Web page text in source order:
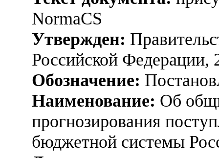
NormaCS
Утвержден:
Российской Федерации,
Обозначение:
Наименование: Об
прогнозирования
бюджетной системы